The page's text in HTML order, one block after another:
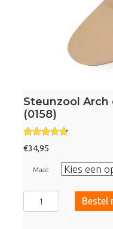
Steunzool
(0158)
Gewaardee
rd
uit 5
€34,95
Maat
Steunzool
Arch
Bestel